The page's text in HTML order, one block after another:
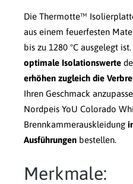
Die Thermotte™
aus einem feuerfesten
bis zu 1280 °C ausgelegt
optimale Isolationswerte
erhöhen zugleich die
Ihren Geschmack
Nordpeis YoU Colorado
Brennkammerauskleidung
Ausführungen bestellen.
Merkmale: